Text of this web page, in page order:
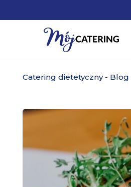
Catering dietetyczny- Blog